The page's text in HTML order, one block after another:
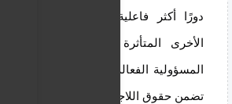
دورًا أكثر فاعلية في دعم قبرص
الأخرى المتأثرة باللجوء، من خلال
المسؤولية الفعالة، والاستثمار في حلول
تضمن حقوق اللاجئين وتساهم في استقرار